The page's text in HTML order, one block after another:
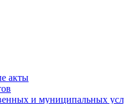
акты
и муниципальных